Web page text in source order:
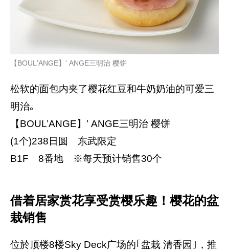
【BOUL'ANGE】' ANGE三明治 樱饼
松软的面包内夹了樱花红豆和牛奶奶油的可爱三
明治｡
【BOUL’ANGE】’ ANGE三明治 樱饼
(1个)238日圆 东武限定
B1F 8番地 ※每天预计销售30个
借着居家赏花享受赏樱乐趣！樱花的盆
栽销售
位於顶楼8楼Sky Deck广场的｢盆栽 清香园｣，推